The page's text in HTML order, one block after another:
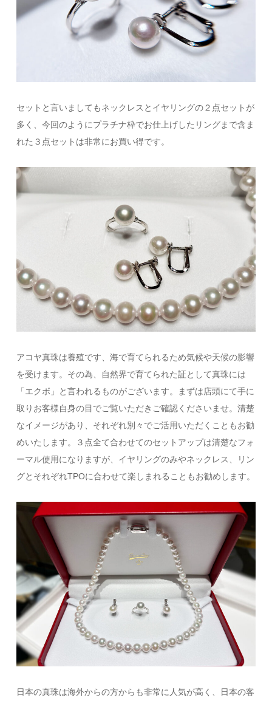
セットと言いましてもネックレスとイヤリングの２点セットが
多く、今回のようにプラチナ枠でお仕上げしたリングまで含ま
れた３点セットは非常にお買い得です。
アコヤ真珠は養殖です、海で育てられるため気候や天候の影響
を受けます。その為、自然界で育てられた証として真珠には
「エクボ」と言われるものがございます。まずは店頭にて手に
取りお客様自身の目でご覧いただきご確認くださいませ。清楚
なイメージがあり、それぞれ別々でご活用いただくこともお勧
めいたします。３点全て合わせてのセットアップは清楚なフォ
ーマル使用になりますが、イヤリングのみやネックレス、リン
グとそれぞれTPOに合わせて楽しまれることもお勧めします。
日本の真珠は海外からの方からも非常に人気が高く、日本の客